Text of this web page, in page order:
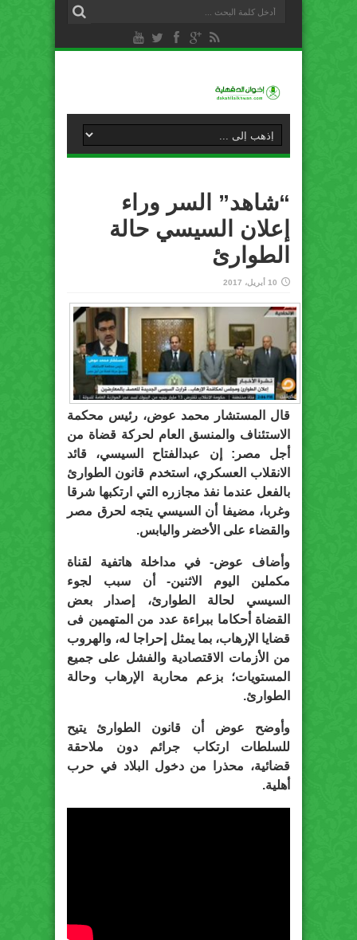
“شاهد” السر وراء
إعلان السيسي حالة
الطوارئ
10 أبريل، 2017
قال المستشار محمد عوض، رئيس محكمة
الاستئناف والمنسق العام لحركة قضاة من
أجل مصر: إن عبدالفتاح السيسي، قائد
الانقلاب العسكري، استخدم قانون الطوارئ
بالفعل عندما نفذ مجازره التي ارتكبها شرقا
وغربا، مضيفا أن السيسي يتجه لحرق مصر
والقضاء على الأخضر واليابس.
وأضاف عوض- في مداخلة هاتفية لقناة
مكملين اليوم الاثنين- أن سبب لجوء
السيسي لحالة الطوارئ، إصدار بعض
القضاة أحكاما ببراءة عدد من المتهمين فى
قضايا الإرهاب، بما يمثل إحراجا له، والهروب
من الأزمات الاقتصادية والفشل على جميع
المستويات؛ بزعم محاربة الإرهاب وحالة
الطوارئ.
وأوضح عوض أن قانون الطوارئ يتيح
للسلطات ارتكاب جرائم دون ملاحقة
قضائية، محذرا من دخول البلاد في حرب
أهلية.